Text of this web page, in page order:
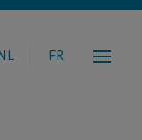
NL FR